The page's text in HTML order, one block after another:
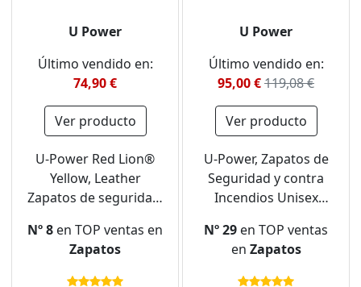
U Power
Último vendido en:
74,90 €
Ver producto
U-Power Red Lion®
Yellow, Leather
Zapatos de seguridad,
ligeras antipinchazos
unisex, suela Bast,
inserto Infinergy, con
Nº 8 en TOP ventas en
Zapatos
U Power
Último vendido en:
95,00 €119,08 €
Ver producto
U-Power, Zapatos de
Seguridad y contra
Incendios Unisex
Calzado Gama Red
Leve Modelo Frank
ESD S1P SRC Talla, 43
Nº 29 en TOP ventas
en Zapatos